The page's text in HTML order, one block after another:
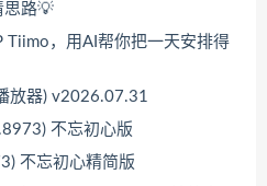
思路💡
Tiimo，用AI帮你把一天安排得
放器) v2026.07.31
不忘初心版
不忘初心精简版